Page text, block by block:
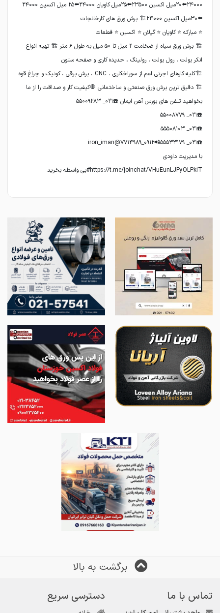
۲۴۰۰۰⬅️۲۰میل اکسین ۲۳۵۰۰⬅️۲۵میل کاویان ۲۴۰۰۰⬅️۲۵ میل اکسین ۲۴۰۰۰
🏗 برش ورق سیاه از ضخامت ۲ میل تا ۵۰ میل به طول ۶ متر 🏗 تهیه انواع
🏗 دقیق ترین برش ورق صنعتی و ساختمانی 🛑کیفیت کار و صداقت را از ما
https://t.me/joinchat/VHuEunLJPyOLPkiT#بی واسطه بخرید
برگشت به بالا
تماس با ما
دسترسی سریع